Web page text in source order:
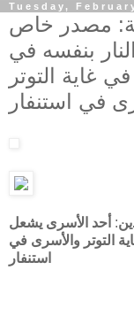
Tuesday,
مصدر خاص
بنفسه في
غاية التوتر
في استنفار
: أحد الأسرى يشعل
التوتر والأسرى في
استنفار